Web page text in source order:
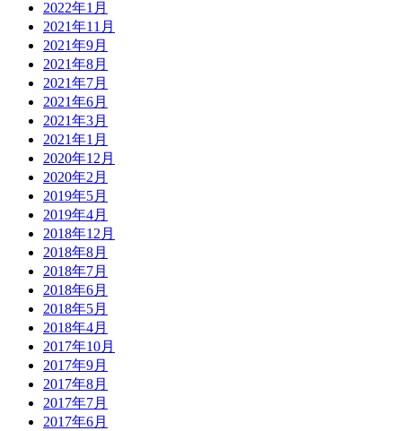
2022年1月
2021年11月
2021年9月
2021年8月
2021年7月
2021年6月
2021年3月
2021年1月
2020年12月
2020年2月
2019年5月
2019年4月
2018年12月
2018年8月
2018年7月
2018年6月
2018年5月
2018年4月
2017年10月
2017年9月
2017年8月
2017年7月
2017年6月